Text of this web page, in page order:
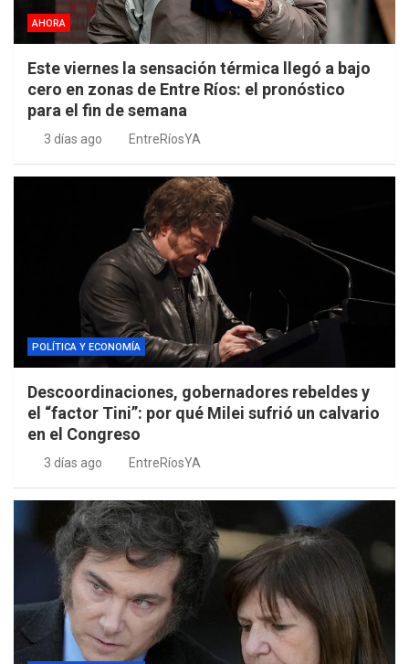
AHORA
Este viernes la sensación térmica llegó a bajo
cero en zonas de Entre Ríos: el pronóstico
para el fin de semana
3 días ago EntreRíosYA
POLÍTICA Y ECONOMÍA
Descoordinaciones, gobernadores rebeldes y
el “factor Tini”: por qué Milei sufrió un calvario
en el Congreso
3 días ago EntreRíosYA